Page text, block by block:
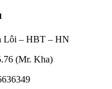
Lôi – HBT – HN
(Mr. Kha)